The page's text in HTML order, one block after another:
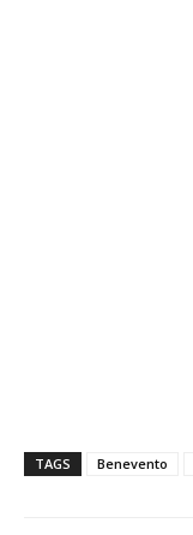
TAGS Benevento